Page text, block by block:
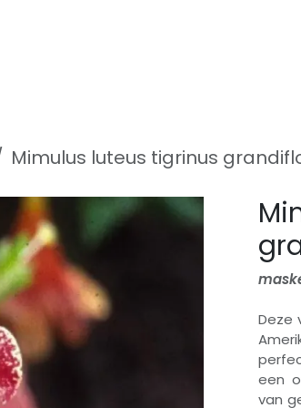
Mimulus luteus tigrinus
Deze
een
van